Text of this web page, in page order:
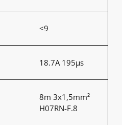
<9
18.7A 195μs
8m 3x1,5mm²
H07RN-F.8